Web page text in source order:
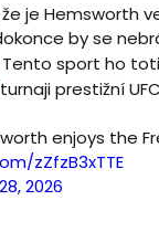
je Hemsworth
by se
Tento sport ho
prestižní
enjoys the
zZfzB3xTTE
2026